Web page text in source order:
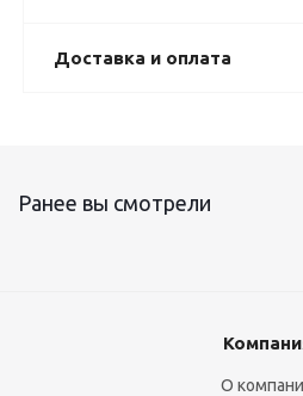
Доставка и оплата
Ранее вы смотрели
О